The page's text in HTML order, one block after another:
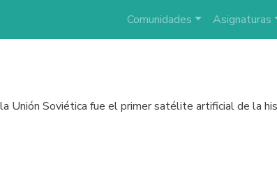
Comunidades Asignaturas
Unión Soviética fue el primer satélite artificial de la